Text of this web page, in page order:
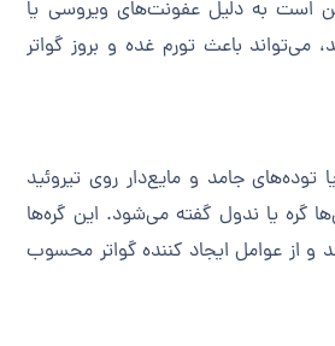
است به دلیل عفونت‌های ویروسی یا
می‌تواند باعث تورم غده و بروز گواتر
جامد و مایع‌دار روی تیروئید
گره یا ندول گفته می‌شود. این گره‌ها
از عوامل ایجاد کننده گواتر محسوب